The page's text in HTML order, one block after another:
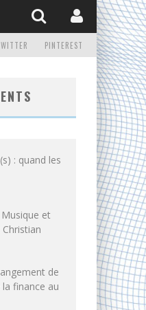
PINTEREST
: quand les
Musique et
de
finance au